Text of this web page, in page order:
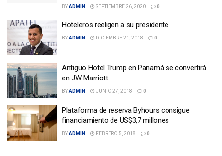
BYADMIN SEPTIEMBRE 26, 2020 0
Hoteleros reeligen a su presidente
BYADMIN DICIEMBRE 21, 2018 0
Antiguo Hotel Trump en Panamá se convertirá
en JW Marriott
BYADMIN JUNIO 27, 2018 0
Plataforma de reserva Byhours consigue
financiamiento de US$3,7 millones
BYADMIN FEBRERO 5, 2018 0